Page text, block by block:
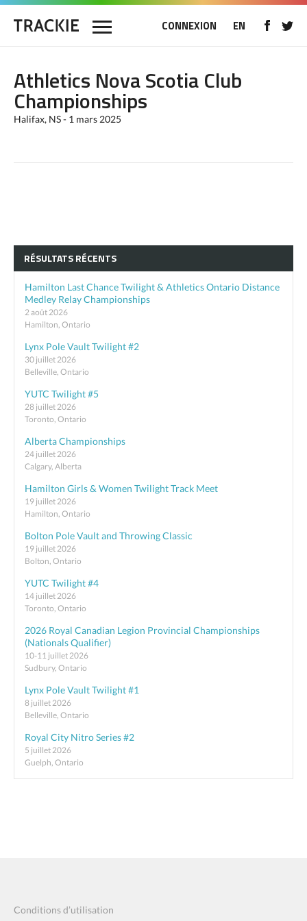
CONNEXION EN
Athletics Nova Scotia Club
Championships
Halifax, NS - 1 mars 2025
RÉSULTATS RÉCENTS
Hamilton Last Chance Twilight & Athletics Ontario Distance
Medley Relay Championships
2 août 2026
Hamilton, Ontario
Lynx Pole Vault Twilight #2
30 juillet 2026
Belleville, Ontario
YUTC Twilight #5
28 juillet 2026
Toronto, Ontario
Alberta Championships
24 juillet 2026
Calgary, Alberta
Hamilton Girls & Women Twilight Track Meet
19 juillet 2026
Hamilton, Ontario
Bolton Pole Vault and Throwing Classic
19 juillet 2026
Bolton, Ontario
YUTC Twilight #4
14 juillet 2026
Toronto, Ontario
2026 Royal Canadian Legion Provincial Championships
(Nationals Qualifier)
10-11 juillet 2026
Sudbury, Ontario
Lynx Pole Vault Twilight #1
8 juillet 2026
Belleville, Ontario
Royal City Nitro Series #2
5 juillet 2026
Guelph, Ontario
Conditions d’utilisation